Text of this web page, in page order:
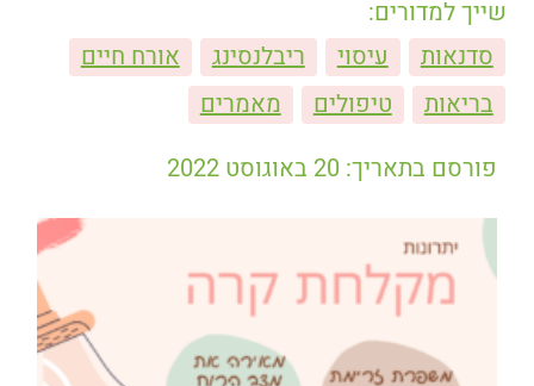
שייך למדורים:
סדנאות
עיסוי ריבלנסינג
אורח חיים
בריאות
טיפולים
מאמרים
פורסם בתאריך: 20 באוגוסט 2022